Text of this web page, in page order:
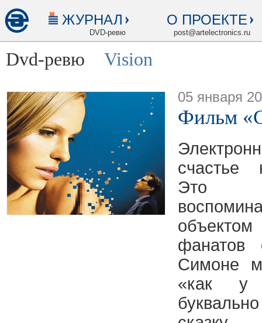
ЖУРНАЛ
DVD-ревю
О ПРОЕКТЕ
post@artelectronics.ru
Dvd-ревю Vision
05 января
Фильм
счастье
Это
фанатов
Симоне
«как у